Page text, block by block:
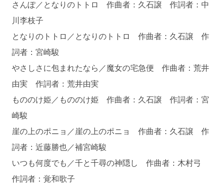
さんぽ／となりのトトロ 作曲者：久石譲 作詞者：中
川李枝子
となりのトトロ／となりのトトロ 作曲者：久石譲 作
詞者：宮崎駿
やさしさに包まれたなら／魔女の宅急便 作曲者：荒井
由実 作詞者：荒井由実
もののけ姫／もののけ姫 作曲者：久石譲 作詞者：宮
崎駿
崖の上のポニョ／崖の上のポニョ 作曲者：久石譲 作
詞者：近藤勝也／補宮崎駿
いつも何度でも／千と千尋の神隠し 作曲者：木村弓
作詞者：覚和歌子